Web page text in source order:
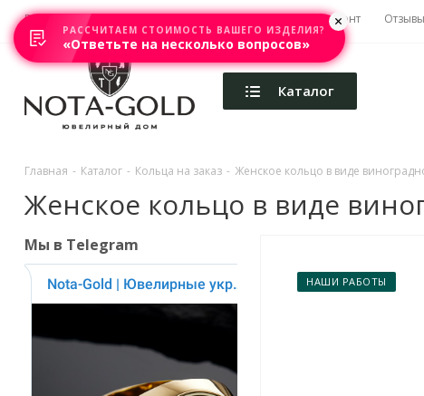
Главная Акции Каталоги Изготовление Ремонт Отзывы
Каталог
Главная - Каталог - Кольца на заказ - Женское кольцо в виде
Женское кольцо в виде
НАШИ РАБОТЫ
Мы в Telegram
РАССЧИТАЕМ СТОИМОСТЬ ВАШЕГО ИЗДЕЛИЯ?
«Ответьте на несколько вопросов»